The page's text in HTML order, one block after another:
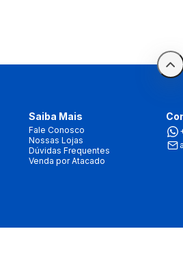
Saiba Mais
Fale Conosco
Nossas Lojas
Dúvidas Frequentes
Venda por Atacado